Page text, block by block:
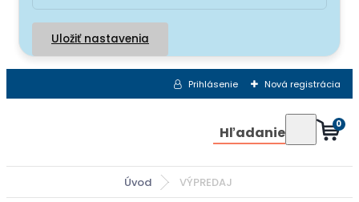
Uložiť nastavenia
Prihlásenie Nová registrácia
Hľadanie 0
Úvod VÝPREDAJ